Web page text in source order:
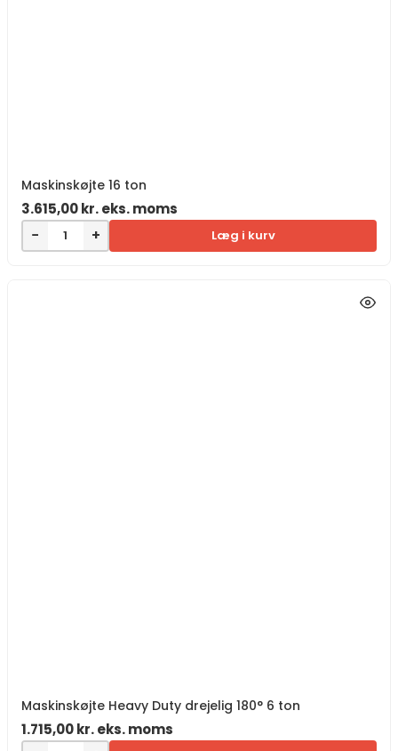
Maskinskøjte 16 ton
3.615,00kr.eks. moms
− + Læg i kurv
Maskinskøjte Heavy Duty drejelig 180° 6 ton
1.715,00kr.eks. moms